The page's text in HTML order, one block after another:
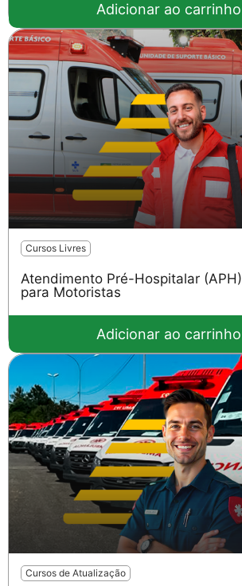
Adicionar ao carrinho
Cursos Livres
Atendimento Pré-Hospitalar (APH)
para Motoristas
Adicionar ao carrinho
Cursos de Atualização